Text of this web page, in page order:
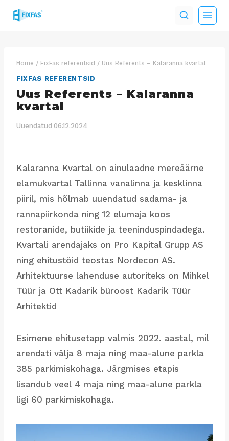
Skip
Home / FixFas referentsid / Uus Referents – Kalaranna kvartal
FIXFAS REFERENTSID
Uus Referents – Kalaranna
kvartal
Uuendatud 06.12.2024
Kalaranna Kvartal on ainulaadne mereäärne
elamukvartal Tallinna vanalinna ja kesklinna
piiril, mis hõlmab uuendatud sadama- ja
rannapiirkonda ning 12 elumaja koos
restoranide, butiikide ja teeninduspindadega.
Kvartali arendajaks on Pro Kapital Grupp AS
ning ehitustöid teostas Nordecon AS.
Arhitektuurse lahenduse autoriteks on Mihkel
Tüür ja Ott Kadarik büroost Kadarik Tüür
Arhitektid
Esimene ehitusetapp valmis 2022. aastal, mil
arendati välja 8 maja ning maa-alune parkla
385 parkimiskohaga. Järgmises etapis
lisandub veel 4 maja ning maa-alune parkla
ligi 60 parkimiskohaga.